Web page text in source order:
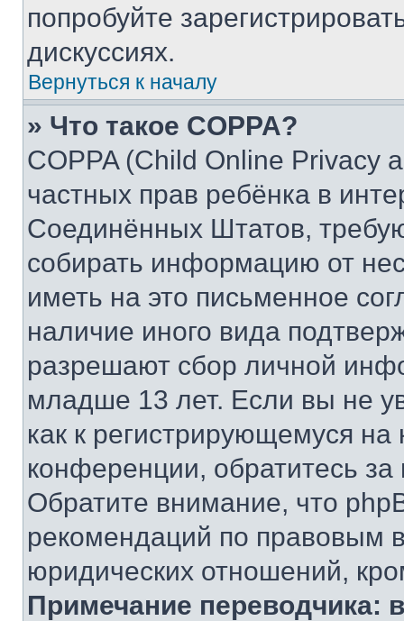
попробуйте
дискуссиях.
Вернуться к началу
» Что такое COPPA?
COPPA (Child Online Privacy
частных прав ребёнка в
Соединённых Штатов,
собирать информацию от
иметь на это письменное
наличие иного вида
разрешают сбор личной
младше 13 лет. Если вы не
как к регистрирующемуся
конференции, обратитесь
Обратите внимание, что
рекомендаций по правовым
юридических отношений,
Примечание переводчика: